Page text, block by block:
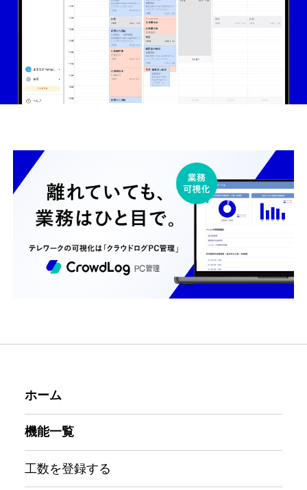
ホーム
機能一覧
工数を登録する